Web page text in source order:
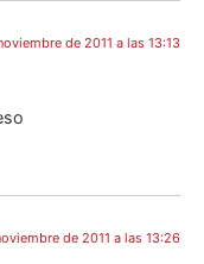
de 2011 a las 13:13
de 2011 a las 13:26